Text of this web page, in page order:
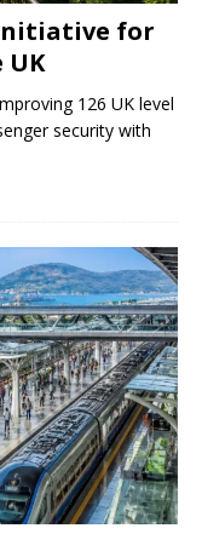
for
UK
126 UK level
security with